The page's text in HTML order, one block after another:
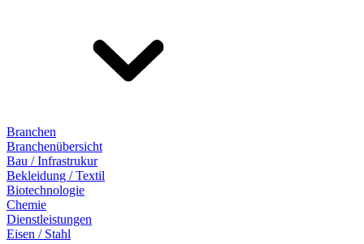
Branchen
Branchenübersicht
Bau / Infrastrukur
Bekleidung / Textil
Biotechnologie
Chemie
Dienstleistungen
Eisen / Stahl